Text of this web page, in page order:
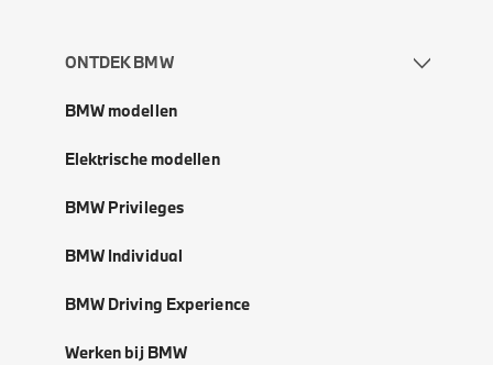
ONTDEK BMW
BMW modellen
Elektrische modellen
BMW Privileges
BMW Individual
BMW Driving Experience
Werken bij BMW